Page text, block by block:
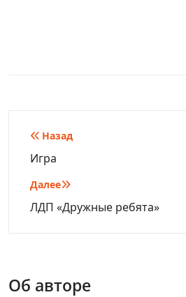
Навигация
по
записям
Назад
Игра
Далее
ЛДП «Дружные ребята»
Об авторе